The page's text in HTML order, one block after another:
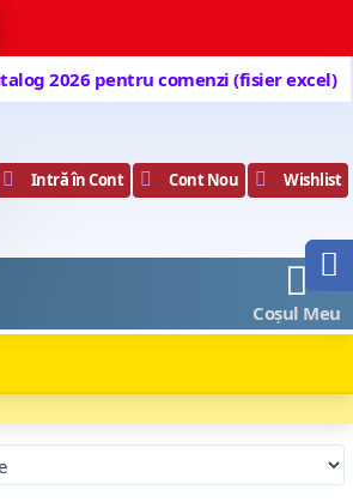
2026 pentru comenzi (fisier excel)
Intră în Cont Cont Nou Wishlist
Coșul Meu